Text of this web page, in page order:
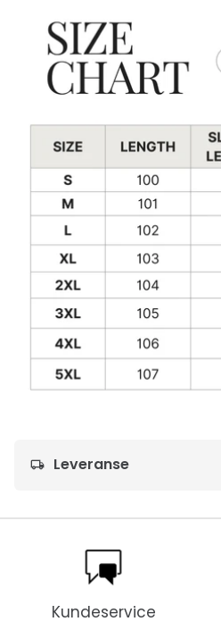
local_shipping Leveranse
Kundeservice